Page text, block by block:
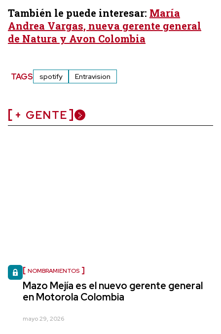
También le puede interesar: María
Andrea Vargas, nueva gerente general
de Natura y Avon Colombia
TAGS spotify Entravision
+ GENTE
NOMBRAMIENTOS
Mazo Mejía es el nuevo gerente general
en Motorola Colombia
mayo 29, 2026